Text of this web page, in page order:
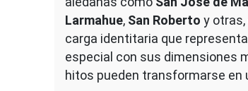
Larmahue, San Roberto y
carga identitaria que
especial con sus dimensiones
hitos pueden transformarse en